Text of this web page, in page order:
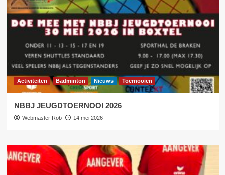
Activiteiten Badminton Nieuws Toernooien
NBBJ JEUGDTOERNOOI 2026
Webmaster Rob 14 mei 2026